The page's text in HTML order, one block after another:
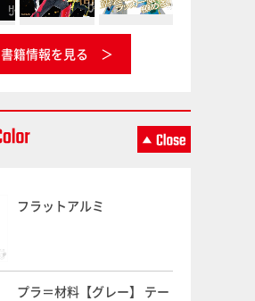
書籍情報を見る
フラットアルミ
プラ＝材料【グレー】 テー